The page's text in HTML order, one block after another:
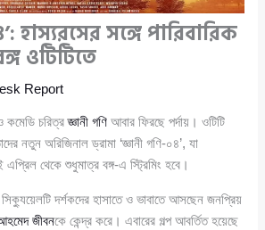
হাস্যরসের সঙ্গে পারিবারিক
ওটিটিতে
Report
কমেডি চরিত্রজ্ঞানী গণি আবার ফিরছে পর্দায়। ওটিটি
নতুন অরিজিনাল ড্রামা ‘জ্ঞানী গণি-০৪’, যা
থেকে শুধুমাত্র বঙ্গ-এ স্ট্রিমিং হবে।
দর্শকদের হাসাতে ও ভাবাতে আসছেন জনপ্রিয়
জীবনকে কেন্দ্র করে। এবারের গল্প আবর্তিত হয়েছে